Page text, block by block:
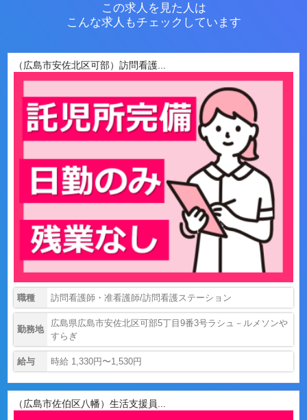
この求人を見た人は
こんな求人もチェックしています
（広島市安佐北区可部）訪問看護...
職種 訪問看護師・准看護師/訪問看護ステーション
勤務地
広島県広島市安佐北区可部5丁目9番3号ラシュ－ルメソンや
すらぎ
給与 時給 1,330円〜1,530円
（広島市佐伯区八幡）生活支援員...